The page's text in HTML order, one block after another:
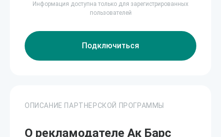
Информация доступна только для зарегистрированных
пользователей
Подключиться
ОПИСАНИЕ ПАРТНЕРСКОЙ ПРОГРАММЫ
О рекламодателе Ак Барс